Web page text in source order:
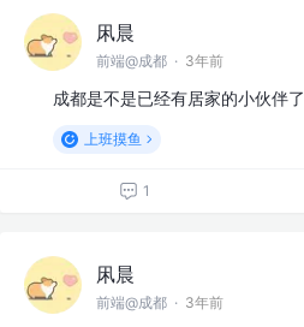
凩晨
前端@成都 · 3年前
成都是不是已经有居家的小伙伴了
上班摸鱼
1
凩晨
前端@成都 · 3年前